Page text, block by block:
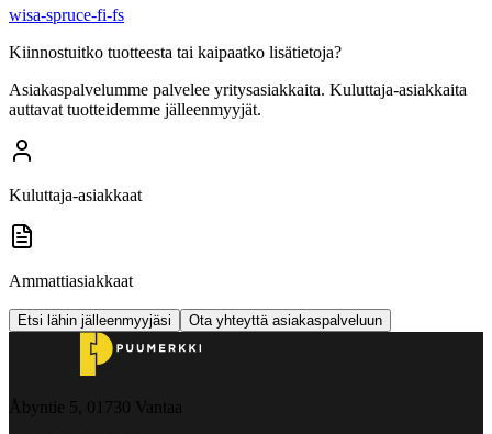
wisa-spruce-fi-fs
Kiinnostuitko tuotteesta tai kaipaatko lisätietoja?
Asiakaspalvelumme palvelee yritysasiakkaita. Kuluttaja-asiakkaita
auttavat tuotteidemme jälleenmyyjät.
Kuluttaja-asiakkaat
Ammattiasiakkaat
Etsi lähin jälleenmyyjäsi Ota yhteyttä asiakaspalveluun
Åbyntie 5, 01730 Vantaa